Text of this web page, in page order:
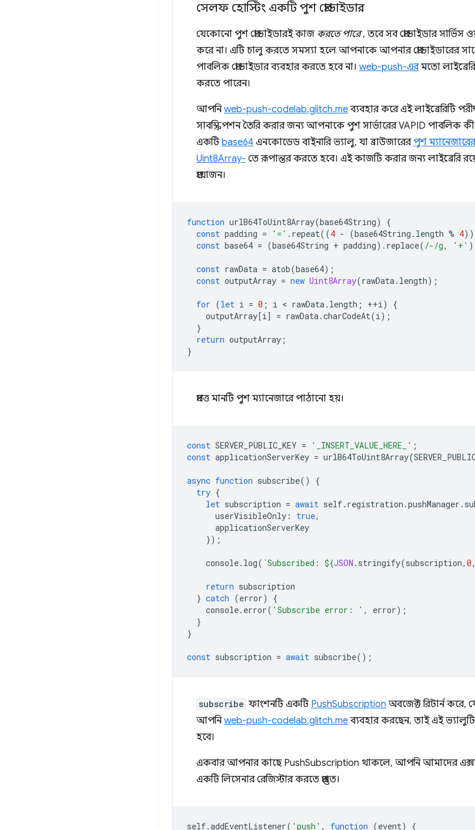
সেলফ হোস্টিং একটি পুশ প্রোভাইডার
যেকোনো পুশ প্রোভাইডারই কাজ করতে পারে, তবে সব প্রোভাইডার সার্ভিস
করে না। এটি চালু করতে সমস্যা হলে আপনাকে আপনার প্রোভাইডারের
পাবলিক প্রোভাইডার ব্যবহার করতে হবে না। web-push-এরমতো
করতে পারেন।
আপনিweb-push-codelab.glitch.meব্যবহার করে এই লাইব্রেরিটি
সাবস্ক্রিপশন তৈরি করার জন্য আপনাকে পুশ সার্ভারের VAPID
একটিbase64 এনকোডেড বাইনারি ভ্যালু, যা ব্রাউজারেরপুশ ম্যানেজারের
Uint8Array- তে রূপান্তর করতে হবে। এই কাজটি করার জন্য লাইব্রেরি
প্রয়োজন।
function urlB64ToUint8Array(base64String)
{
const padding = '=' . repeat((4 - (base64String . length % 4))
const base64 = (base64String + padding). replace( /-/g, '+'
const rawData = atob(base64);
const outputArray = new Uint8Array(rawData. length);
for (let i = 0 ; i < rawData. length ; ++i)
{
outputArray[i] = rawData.charCodeAt(i);
}
return outputArray ;
}
প্রদত্ত মানটি পুশ ম্যানেজারে পাঠানো হয়।
const SERVER_PUBLIC_KEY = '_INSERT_VALUE_HERE_' ;
const applicationServerKey = urlB64ToUint8Array(
async function subscribe()
{
try {
let subscription = await self. registration .pushManager .
userVisibleOnly : true,
applicationServerKey
});
console. log( `Subscribed: ${JSON . stringify(subscription, 0,
return subscription
} catch (error)
{
console. error( 'Subscribe error: ' , error);
}
}
const subscription = await subscribe();
subscribe ফাংশনটি একটি PushSubscription অবজেক্ট রিটার্ন করে,
আপনিweb-push-codelab.glitch.meব্যবহার করছেন, তাই এই
হবে।
একবার আপনার কাছে PushSubscription থাকলে, আপনি আমাদের
একটি লিসেনার রেজিস্টার করতে প্রস্তুত।
self.addEventListener( 'push' , function (event)
{